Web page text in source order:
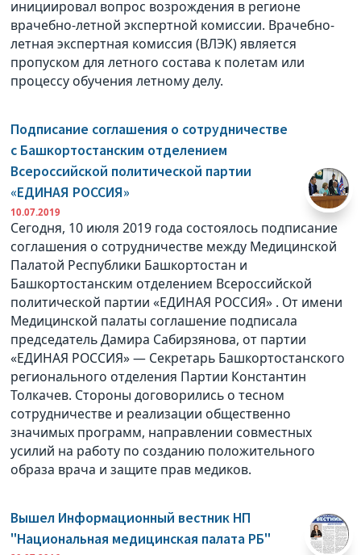
инициировал вопрос возрождения в регионе
врачебно-летной экспертной комиссии. Врачебно-
летная экспертная комиссия (ВЛЭК) является
пропуском для летного состава к полетам или
процессу обучения летному делу.
Подписание соглашения о сотрудничестве
с Башкортостанским отделением
Всероссийской политической партии
«ЕДИНАЯ РОССИЯ»
10.07.2019
Сегодня, 10 июля 2019 года состоялось подписание
соглашения о сотрудничестве между Медицинской
Палатой Республики Башкортостан и
Башкортостанским отделением Всероссийской
политической партии «ЕДИНАЯ РОССИЯ» . От имени
Медицинской палаты соглашение подписала
председатель Дамира Сабирзянова, от партии
«ЕДИНАЯ РОССИЯ» — Секретарь Башкортостанского
регионального отделения Партии Константин
Толкачев. Стороны договорились о тесном
сотрудничестве и реализации общественно
значимых программ, направлении совместных
усилий на работу по созданию положительного
образа врача и защите прав медиков.
Вышел Информационный вестник НП
"Национальная медицинская палата РБ"